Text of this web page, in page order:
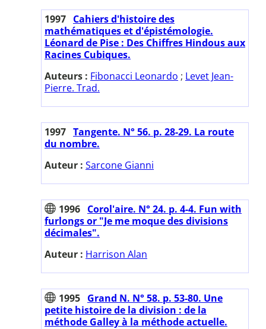
1997 Cahiers d'histoire des
mathématiques et d'épistémologie.
Léonard de Pise : Des Chiffres Hindous aux
Racines Cubiques.
Auteurs : Fibonacci Leonardo ; Levet Jean-
Pierre. Trad.
1997 Tangente. N° 56. p. 28-29. La route
du nombre.
Auteur : Sarcone Gianni
1996 Corol'aire. N° 24. p. 4-4. Fun with
furlongs or "Je me moque des divisions
décimales".
Auteur : Harrison Alan
1995 Grand N. N° 58. p. 53-80. Une
petite histoire de la division : de la
méthode Galley à la méthode actuelle.